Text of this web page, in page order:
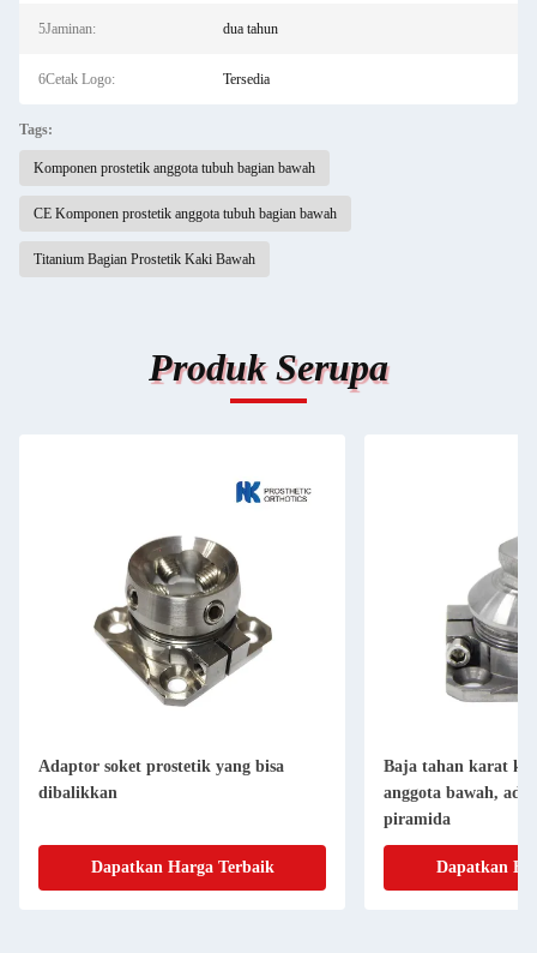
5Jaminan: dua tahun
6Cetak Logo: Tersedia
Tags:
Komponen prostetik anggota tubuh bagian bawah
CE Komponen prostetik anggota tubuh bagian bawah
Titanium Bagian Prostetik Kaki Bawah
Produk Serupa
Adaptor soket prostetik yang bisa
dibalikkan
Dapatkan Harga Terbaik
Baja tahan karat
anggota bawah,
piramida
Dapatkan